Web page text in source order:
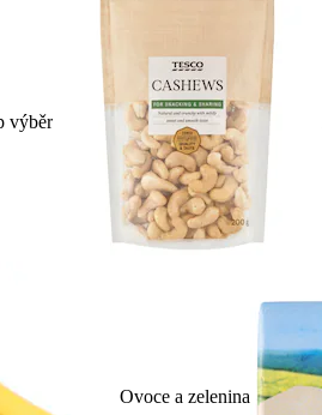
výběr
Ovoce a zelenina